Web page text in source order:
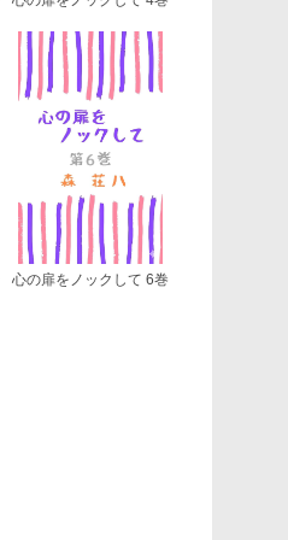
心の扉をノックして 6巻